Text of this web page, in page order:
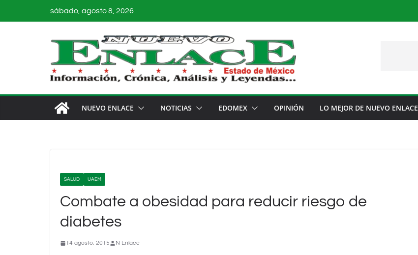
al
sábado, agosto 8, 2026
NUEVO ENLACE NOTICIAS EDOMEX OPINIÓN LO MEJOR DE NUEVO ENLACE
SALUD UAEM
Combate a obesidad para reducir riesgo de
diabetes
14 agosto, 2015 N Enlace